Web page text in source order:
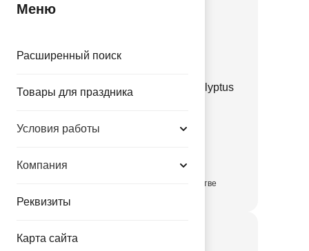
Меню
Расширенный поиск
Товары для праздника
Условия работы
Компания
Реквизиты
Карта сайта
Е 12" Пастель Retro Eucalyptus
в достаточном количестве